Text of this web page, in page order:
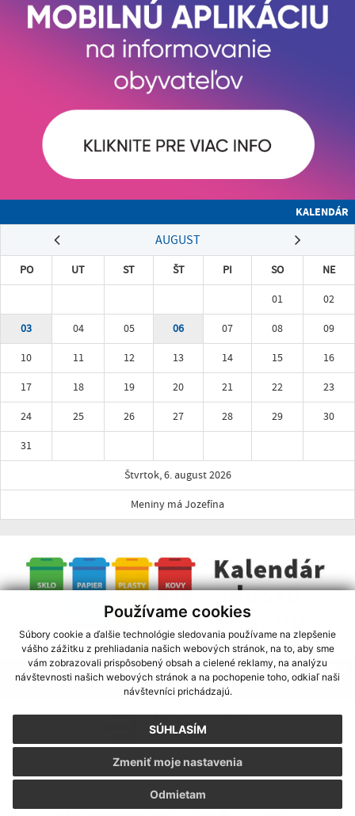
Používame cookies
Súbory cookie a ďalšie technológie sledovania používame na zlepšenie
vášho zážitku z prehliadania našich webových stránok, na to, aby sme
vám zobrazovali prispôsobený obsah a cielené reklamy, na analýzu
návštevnosti našich webových stránok a na pochopenie toho, odkiaľ naši
návštevníci prichádzajú.
SÚHLASÍM
Odmietam
Zmeniť moje nastavenia
KALENDÁR
AUGUST
PO UT ST ŠT PI SO
NE
01
02
03
04 05 06 07 08
09
10
11 12 13 14 15
16
17
18 19 20 21 22
23
24
25 26 27 28 29
30
31
Štvrtok, 6. august 2026
Meniny má Jozefína
ELEKTRONICKÁ KOMUNIKÁCIA
CEZ ÚSTREDNÝ PORTÁL VEREJNÝCH SLUŽIEB ĽUĎOM